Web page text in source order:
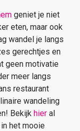
geniet je niet
eten, maar ook
wandel je langs
gerechtjes en
geen motivatie
meer langs
restaurant
wandeling
Bekijk hier al
het mooie